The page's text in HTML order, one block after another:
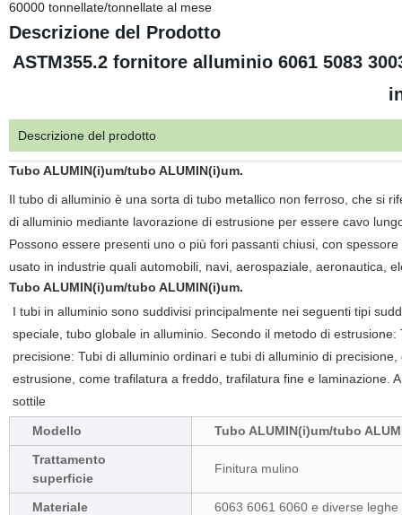
60000 tonnellate/tonnellate al mese
Descrizione del Prodotto
ASTM355.2 fornitore alluminio 6061 5083
Descrizione del prodotto
Tubo ALUMIN(i)um/tubo ALUMIN(i)um.
Il tubo di alluminio è una sorta di tubo metallico non ferroso, che si
di alluminio mediante lavorazione di estrusione per essere cavo
Possono essere presenti uno o più fori passanti chiusi, con
usato in industrie quali automobili, navi, aerospaziale, aeronautica,
Tubo ALUMIN(i)um/tubo ALUMIN(i)um.
I tubi in alluminio sono suddivisi principalmente nei seguenti tipi
speciale, tubo globale in alluminio. Secondo il metodo di
precisione: Tubi di alluminio ordinari e tubi di alluminio di
estrusione, come trafilatura a freddo, trafilatura fine e laminazione.
sottile
Modello
Tubo ALUMIN(i)um/tubo
Trattamento
superficie
Finitura mulino
Materiale
6063 6061 6060 e diverse leghe